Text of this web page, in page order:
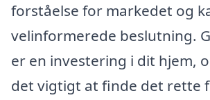
forståelse for markedet og
velinformerede beslutning.
er en investering i dit hjem,
det vigtigt at finde det rette